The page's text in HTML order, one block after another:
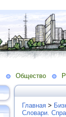
Общество
Главная >
Словари.